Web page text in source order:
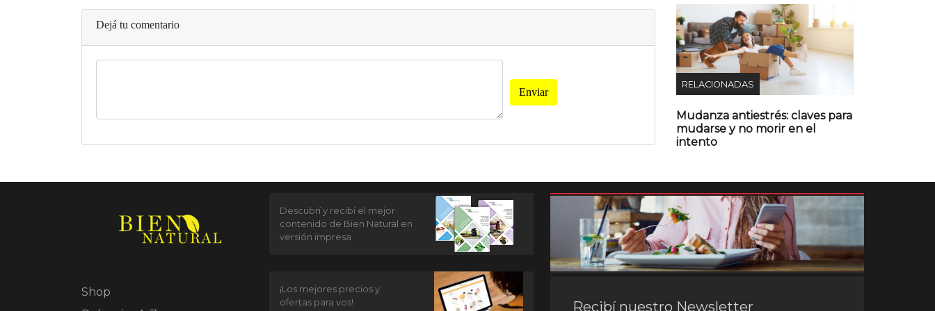
Dejá tu comentario
Enviar
RELACIONADAS
Mudanza antiestrés: claves para
mudarse y no morir en el
intento
Shop
Descubrí y recibí el mejor
contenido de Bien Natural en
versión impresa
¡Los mejores precios y
ofertas para vos!
Recibí nuestro Newsletter